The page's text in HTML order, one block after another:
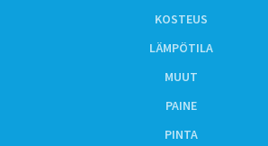
KOSTEUS
LÄMPÖTILA
MUUT
PAINE
PINTA